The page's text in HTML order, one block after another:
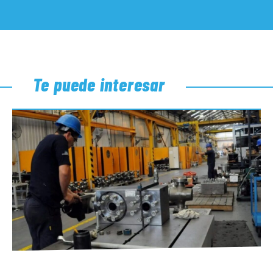
Te puede interesar